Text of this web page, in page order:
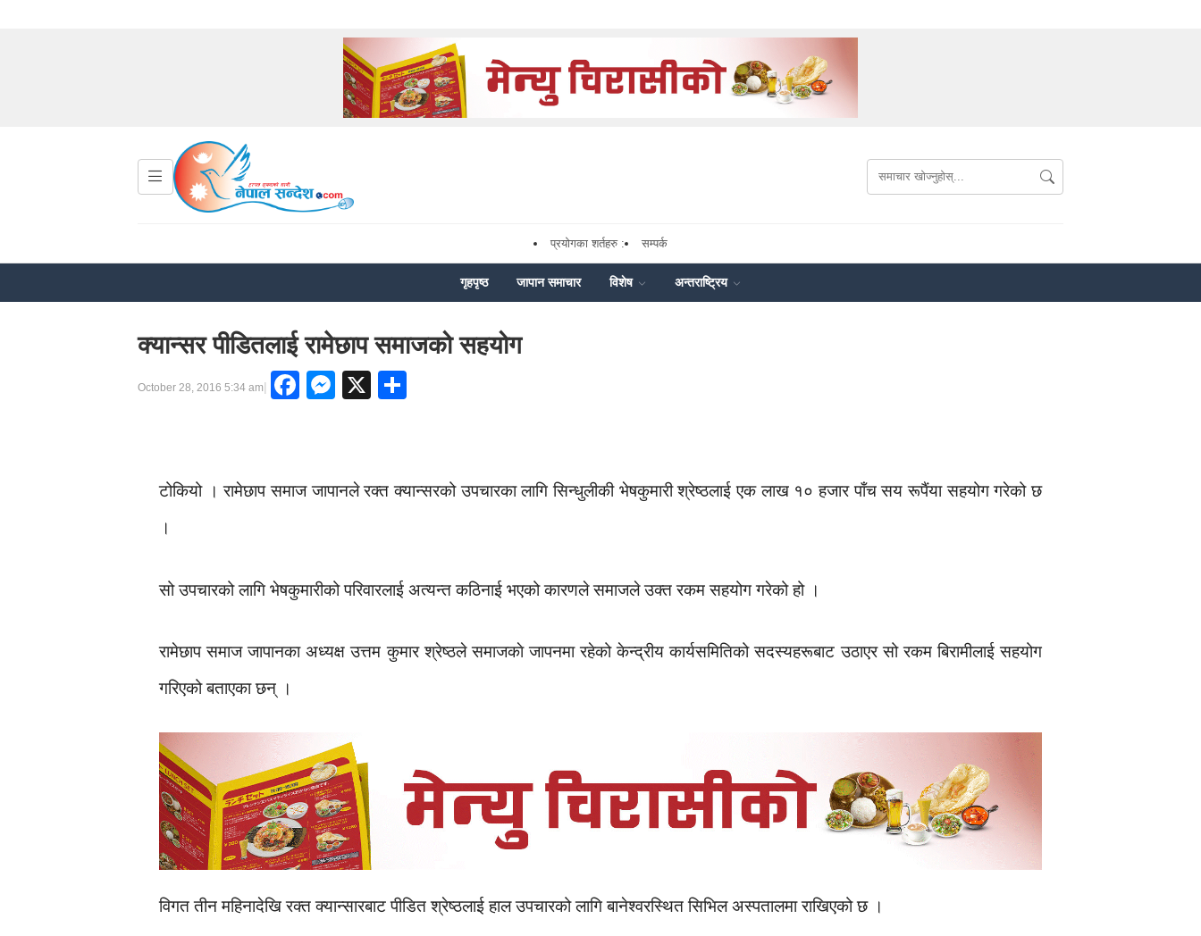
प्रयोगका शर्तहरु : सम्पर्क
गृहपृष्ठ जापान समाचार विशेष अन्तराष्ट्रिय
क्यान्सर पीडितलाई रामेछाप समाजको सहयोग
October 28, 2016 5:34 am| Facebook
Messenger
X
टोकियो । रामेछाप समाज जापानले रक्त क्यान्सरको उपचारका लागि सिन्धुलीकी भेषकुमारी श्रेष्ठलाई एक लाख १० हजार पाँच सय रूपैंया सहयोग गरेको छ
।
सो उपचारको लागि भेषकुमारीको परिवारलाई अत्यन्त कठिनाई भएको कारणले समाजले उक्त रकम सहयोग गरेको हो ।
रामेछाप समाज जापानका अध्यक्ष उत्तम कुमार श्रेष्ठले समाजकाे जापनमा रहेको केन्द्रीय कार्यसमितिको सदस्यहरूबाट उठाएर सो रकम बिरामीलाई सहयोग
गरिएको बताएका छन् ।
विगत तीन महिनादेखि रक्त क्यान्सारबाट पीडित श्रेष्ठलाई हाल उपचारको लागि बानेश्वरस्थित सिभिल अस्पतालमा राखिएको छ ।